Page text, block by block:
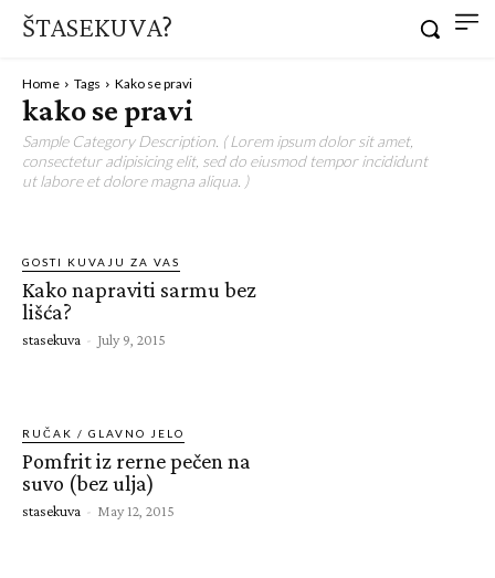
ŠTASEKUVA?
Home Tags Kako se pravi
kako se pravi
Sample Category Description. ( Lorem ipsum dolor sit amet,
consectetur adipisicing elit, sed do eiusmod tempor incididunt
ut labore et dolore magna aliqua. )
GOSTI KUVAJU ZA VAS
Kako napraviti sarmu bez
lišća?
stasekuva - July 9, 2015
RUČAK / GLAVNO JELO
Pomfrit iz rerne pečen na
suvo (bez ulja)
stasekuva - May 12, 2015